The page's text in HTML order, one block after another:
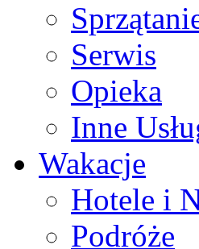
Serwis
Opieka
Inne
Wakacje
Hotele i
Podróże